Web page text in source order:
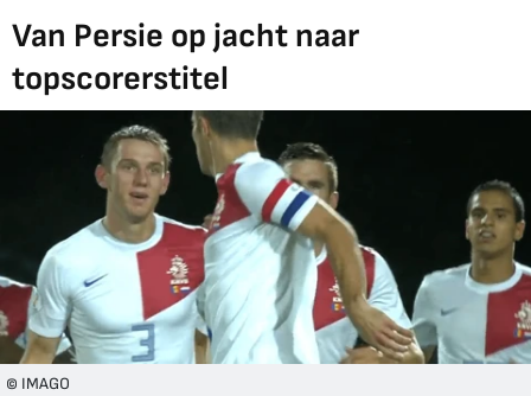
Van Persie op jacht naar
topscorerstitel
© IMAGO